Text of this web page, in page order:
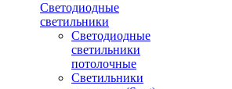
Светодиодные
светильники
Светодиодные
светильники
потолочные
Светильники